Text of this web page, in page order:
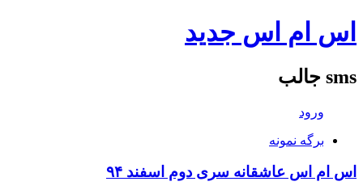
اس ام اس جدید
sms جالب
ورود
برگه نمونه
اس ام اس عاشقانه سری دوم اسفند ۹۴